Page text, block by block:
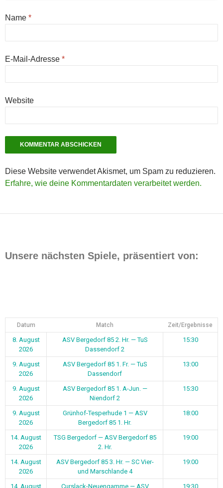
Name *
E-Mail-Adresse *
Website
Diese Website verwendet Akismet, um Spam zu reduzieren.
Erfahre, wie deine Kommentardaten verarbeitet werden.
Unsere nächsten Spiele, präsentiert von:
Datum Match Zeit/Ergebnisse
8. August
2026
ASV Bergedorf 85 2. Hr. — TuS
Dassendorf 2
15:30
9. August
2026
ASV Bergedorf 85 1. Fr. — TuS
Dassendorf
13:00
9. August
2026
ASV Bergedorf 85 1. A-Jun. —
Niendorf 2
15:30
9. August
2026
Grünhof-Tesperhude 1 — ASV
Bergedorf 85 1. Hr.
18:00
14. August
2026
TSG Bergedorf — ASV Bergedorf 85
2. Hr.
19:00
14. August
2026
ASV Bergedorf 85 3. Hr. — SC Vier-
und Marschlande 4
19:00
14. August Curslack-Neuengamme — ASV 19:30